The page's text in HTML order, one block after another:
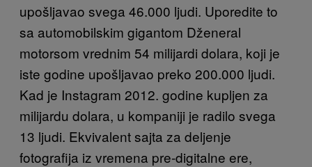
upošljavao svega 46.000 ljudi. Uporedite to
sa automobilskim gigantom Dženeral
motorsom vrednim 54 milijardi dolara, koji je
iste godine upošljavao preko 200.000 ljudi.
Kad je Instagram 2012. godine kupljen za
milijardu dolara, u kompaniji je radilo svega
13 ljudi. Ekvivalent sajta za deljenje
fotografija iz vremena pre-digitalne ere,